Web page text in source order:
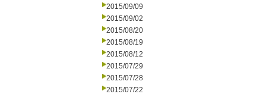
2015/09/09
2015/09/02
2015/08/20
2015/08/19
2015/08/12
2015/07/29
2015/07/28
2015/07/22